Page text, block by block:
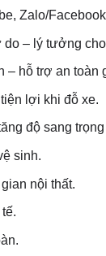
Zalo/
do – lý tưởng
– hỗ trợ an toàn
lợi khi đỗ xe.
độ sang
sinh.
nội thất.